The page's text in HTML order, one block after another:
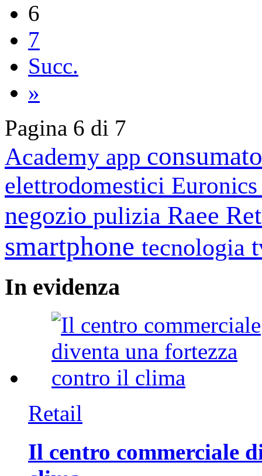
6
7
Succ.
»
Pagina 6 di 7
Academy app
elettrodomestici
negozio pulizia Raee
smartphone tecnologia
In evidenza
Retail
Il centro commerciale